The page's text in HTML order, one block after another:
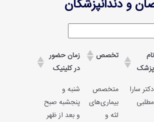
و دندانپزشکان
نام
پزشک
تخصص
زمان حضور
در کلینیک
دکتر سارا
مطلبی
متخصص
بیماری‌های
لثه و
شنبه و
پنجشبه صبح
و بعد از ظهر